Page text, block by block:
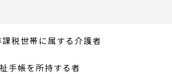
税世帯に属する介護者
手帳を所持する者